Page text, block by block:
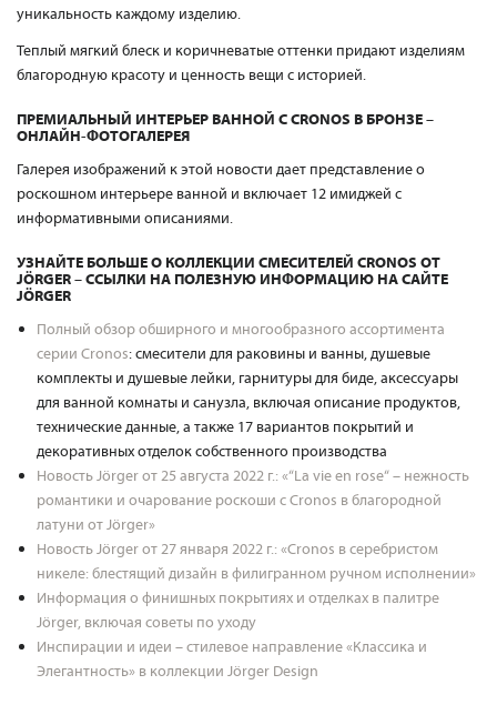
уникальность каждому изделию.
Теплый мягкий блеск и коричневатые оттенки придают изделиям
благородную красоту и ценность вещи с историей.
ПРЕМИАЛЬНЫЙ ИНТЕРЬЕР ВАННОЙ С CRONOS В БРОНЗЕ –
ОНЛАЙН-ФОТОГАЛЕРЕЯ
Галерея изображений к этой новости дает представление о
роскошном интерьере ванной и включает 12 имиджей с
информативными описаниями.
УЗНАЙТЕ БОЛЬШЕ О КОЛЛЕКЦИИ СМЕСИТЕЛЕЙ CRONOS ОТ
JÖRGER – ССЫЛКИ НА ПОЛЕЗНУЮ ИНФОРМАЦИЮ НА САЙТЕ
JÖRGER
Полный обзор обширного и многообразного ассортимента
серии Cronos: смесители для раковины и ванны, душевые
комплекты и душевые лейки, гарнитуры для биде, аксессуары
для ванной комнаты и санузла, включая описание продуктов,
технические данные, а также 17 вариантов покрытий и
декоративных отделок собственного производства
Новость Jörger от 25 августа 2022 г.: «“La vie en rose“ – нежность
романтики и очарование роскоши с Cronos в благородной
латуни от Jörger»
Новость Jörger от 27 января 2022 г.: «Cronos в серебристом
никеле: блестящий дизайн в филигранном ручном исполнении»
Информация о финишных покрытиях и отделках в палитре
Jörger, включая советы по уходу
Инспирации и идеи – стилевое направление «Классика и
Элегантность» в коллекции Jörger Design